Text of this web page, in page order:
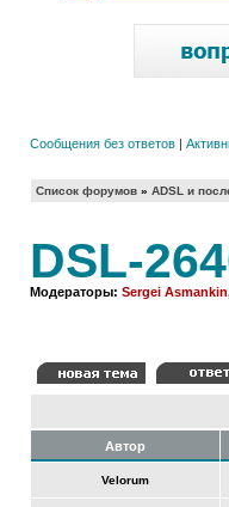
Сообщения без ответов |
Список форумов » ADSL и
DSL-
Модераторы: Sergei Asmankin
Автор
Velorum